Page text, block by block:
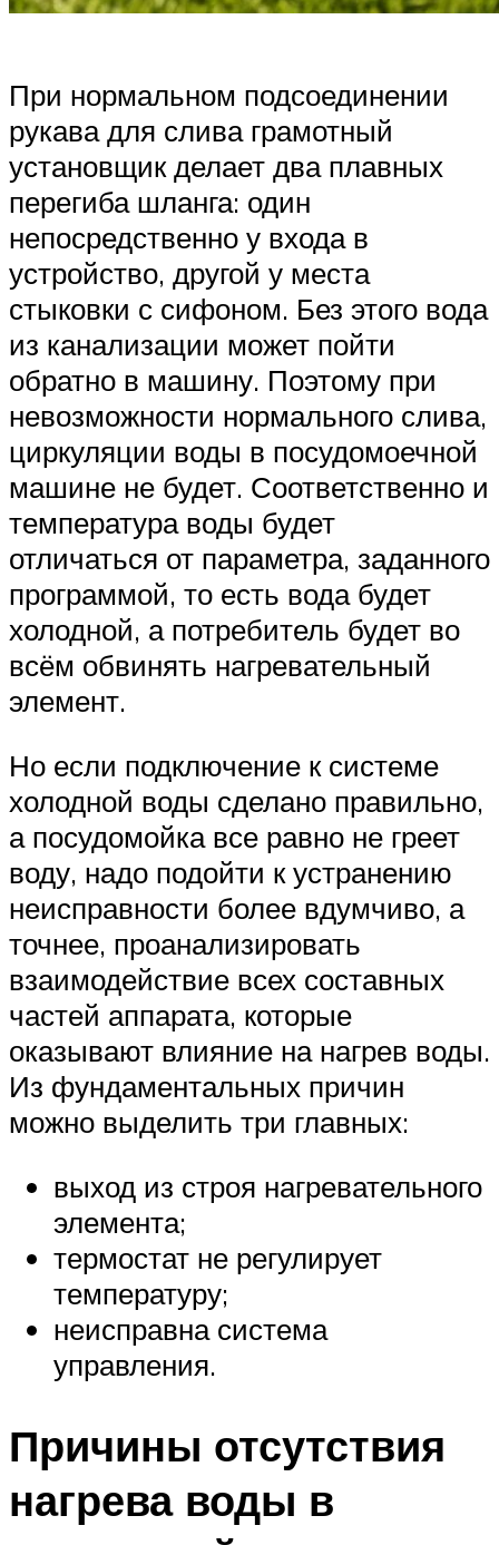
При нормальном подсоединении
рукава для слива грамотный
установщик делает два плавных
перегиба шланга: один
непосредственно у входа в
устройство, другой у места
стыковки с сифоном. Без этого вода
из канализации может пойти
обратно в машину. Поэтому при
невозможности нормального слива,
циркуляции воды в посудомоечной
машине не будет. Соответственно и
температура воды будет
отличаться от параметра, заданного
программой, то есть вода будет
холодной, а потребитель будет во
всём обвинять нагревательный
элемент.
Но если подключение к системе
холодной воды сделано правильно,
а посудомойка все равно не греет
воду, надо подойти к устранению
неисправности более вдумчиво, а
точнее, проанализировать
взаимодействие всех составных
частей аппарата, которые
оказывают влияние на нагрев воды.
Из фундаментальных причин
можно выделить три главных:
выход из строя нагревательного
элемента;
термостат не регулирует
температуру;
неисправна система
управления.
Причины отсутствия
нагрева воды в